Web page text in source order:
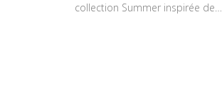
collection Summer inspirée de…